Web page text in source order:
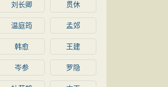
刘长卿 贯休
温庭筠 孟郊
韩愈 王建
岑参 罗隐